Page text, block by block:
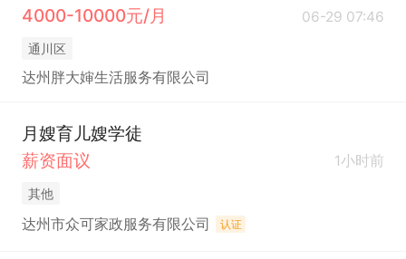
4000-10000元/月
06-29 07:46
通川区
达州胖大婶生活服务有限公司
月嫂育儿嫂学徒
薪资面议
1小时前
其他
达州市众可家政服务有限公司 认证